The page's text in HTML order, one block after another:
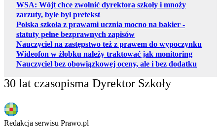
WSA: Wójt chce zwolnić dyrektora szkoły i mnoży
zarzuty, byle był pretekst
Polska szkoła z prawami ucznia mocno na bakier -
statuty pełne bezprawnych zapisów
Nauczyciel na zastępstwo też z prawem do wypoczynku
Wideofon w żłobku należy traktować jak monitoring
Nauczyciel bez obowiązkowej oceny, ale i bez dodatku
30 lat czasopisma Dyrektor Szkoły
Redakcja serwisu Prawo.pl